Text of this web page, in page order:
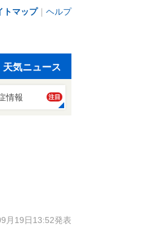
トマップ｜ ヘルプ
天気ニュース
情報 注目
月19日13:52発表